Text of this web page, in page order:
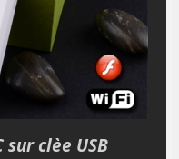
sur clèe USB